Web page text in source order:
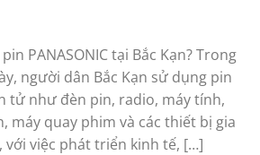
PANASONIC tại Bắc Kạn? Trong
người dân Bắc Kạn sử dụng pin
tử như đèn pin, radio, máy tính,
máy quay phim và các thiết bị gia
với việc phát triển kinh tế, […]